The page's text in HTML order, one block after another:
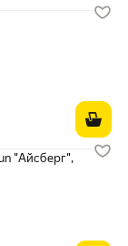
₽ вместо
"Айсберг",
₽ вместо